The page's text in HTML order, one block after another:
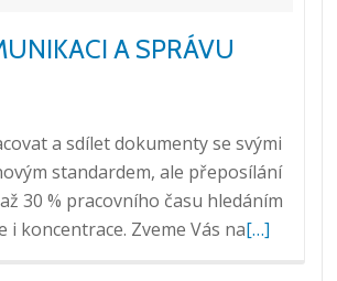
A SPRÁVU
a sdílet dokumenty se svými
standardem, ale přeposílání
30 % pracovního času hledáním
koncentrace. Zveme Vás naPřečtěte
[…]